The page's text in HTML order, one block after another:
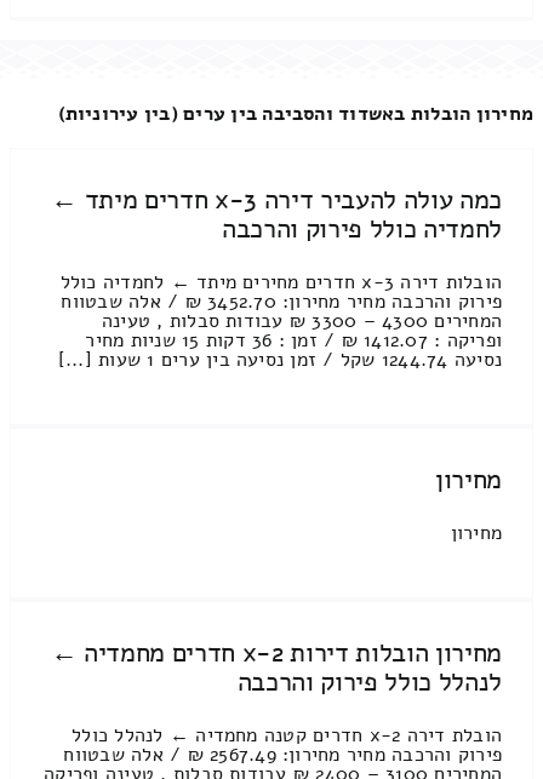
מחירון הובלות באשדוד והסביבה בין ערים (בין עירוניות)
כמה עולה להעביר דירה 3-x חדרים מיתד ←
לחמדיה כולל פירוק והרכבה
הובלות דירה 3-x חדרים מחירים מיתד ← לחמדיה כולל
פירוק והרכבה מחיר מחירון: 3452.70 ₪ / אלה שבטווח
המחירים 4300 – 3300 ₪ עבודות סבלות , טעינה
ופריקה : 1412.07 ₪ / זמן : 36 דקות 15 שניות מחיר
נסיעה 1244.74 שקל / זמן נסיעה בין ערים 1 שעות [...]
מחירון
מחירון
מחירון הובלות דירות 2-x חדרים מחמדיה ←
לנהלל כולל פירוק והרכבה
הובלת דירה 2-x חדרים קטנה מחמדיה ← לנהלל כולל
פירוק והרכבה מחיר מחירון: 2567.49 ₪ / אלה שבטווח